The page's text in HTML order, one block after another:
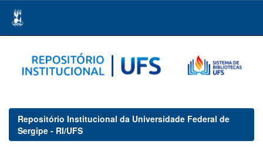
navigation
Repositório Institucional da Universidade Federal de
Sergipe - RI/UFS